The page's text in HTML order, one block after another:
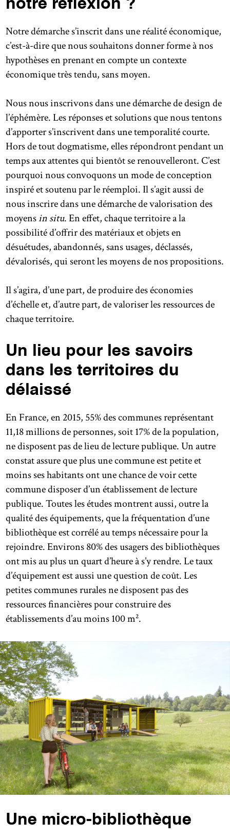
notre réflexion ?
Notre démarche s’inscrit dans une réalité économique,
c’est-à-dire que nous souhaitons donner forme à nos
hypothèses en prenant en compte un contexte
économique très tendu, sans moyen.
Nous nous inscrivons dans une démarche de design de
l’éphémère. Les réponses et solutions que nous tentons
d’apporter s’inscrivent dans une temporalité courte.
Hors de tout dogmatisme, elles répondront pendant un
temps aux attentes qui bientôt se renouvelleront. C’est
pourquoi nous convoquons un mode de conception
inspiré et soutenu par le réemploi. Il s’agit aussi de
nous inscrire dans une démarche de valorisation des
moyensin situ. En effet, chaque territoire a la
possibilité d’offrir des matériaux et objets en
désuétudes, abandonnés, sans usages, déclassés,
dévalorisés, qui seront les moyens de nos propositions.
Il s’agira, d’une part, de produire des économies
d’échelle et, d’autre part, de valoriser les ressources de
chaque territoire.
Un lieu pour les savoirs
dans les territoires du
délaissé
En France, en 2015, 55% des communes représentant
11,18 millions de personnes, soit 17% de la population,
ne disposent pas de lieu de lecture publique. Un autre
constat assure que plus une commune est petite et
moins ses habitants ont une chance de voir cette
commune disposer d’un établissement de lecture
publique. Toutes les études montrent aussi, outre la
qualité des équipements, que la fréquentation d’une
bibliothèque est corrélé au temps nécessaire pour la
rejoindre. Environs 80% des usagers des bibliothèques
ont mis au plus un quart d’heure à s’y rendre. Le taux
d’équipement est aussi une question de coût. Les
petites communes rurales ne disposent pas des
ressources financières pour construire des
établissements d’au moins 100 m².
Une micro-bibliothèque